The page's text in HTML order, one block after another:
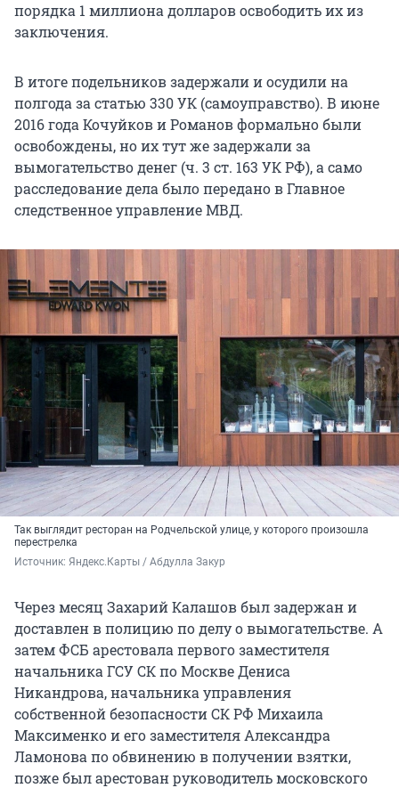
порядка 1 миллиона долларов освободить их из
заключения.
В итоге подельников задержали и осудили на
полгода за статью 330 УК (самоуправство). В июне
2016 года Кочуйков и Романов формально были
освобождены, но их тут же задержали за
вымогательство денег (ч. 3 ст. 163 УК РФ), а само
расследование дела было передано в Главное
следственное управление МВД.
Так выглядит ресторан на Родчельской улице, у которого произошла
перестрелка
Источник: Яндекс.Карты / Абдулла Закур
Через месяц Захарий Калашов был задержан и
доставлен в полицию по делу о вымогательстве. А
затем ФСБ арестовала первого заместителя
начальника ГСУ СК по Москве Дениса
Никандрова, начальника управления
собственной безопасности СК РФ Михаила
Максименко и его заместителя Александра
Ламонова по обвинению в получении взятки,
позже был арестован руководитель московского